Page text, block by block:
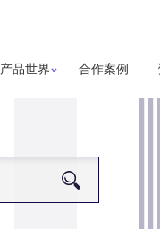
产品世界 合作案例